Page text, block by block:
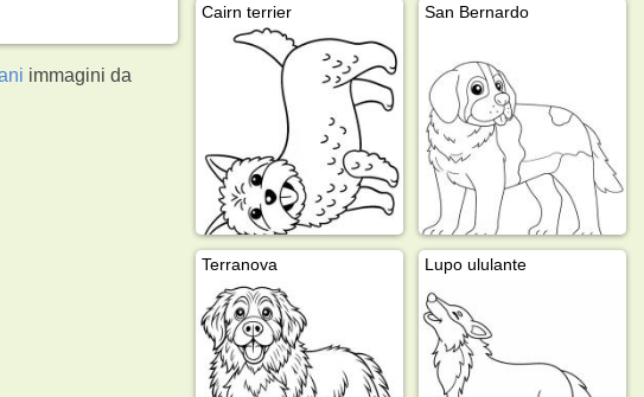
immagini da
Cairn terrier San Bernardo
Terranova Lupo ululante